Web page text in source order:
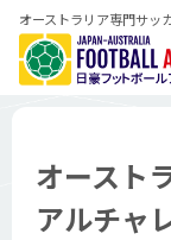
オーストラリア専門サッ
オースト
アルチャ